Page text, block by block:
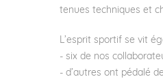
tenues techniques et
L’esprit sportif se vit
- six de nos
- d’autres ont pédalé